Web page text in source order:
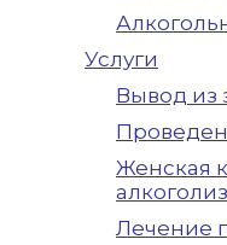
Услуги
Вывод из
Женская
Лечение